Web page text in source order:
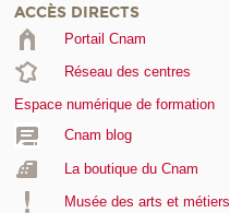
ACCÈS DIRECTS
Portail Cnam
Réseau des centres
Espace numérique de formation
Cnam blog
La boutique du Cnam
Musée des arts et métiers